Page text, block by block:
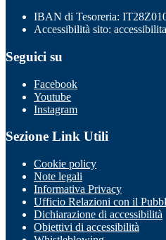
IBAN di Tesoreria:
Accessibilità sito:
Seguici su
Facebook
Youtube
Instagram
Sezione Link Utili
Cookie policy
Note legali
Informativa Privacy
Ufficio Relazioni con il
Dichiarazione di accessibilità
Obiettivi di accessibilità